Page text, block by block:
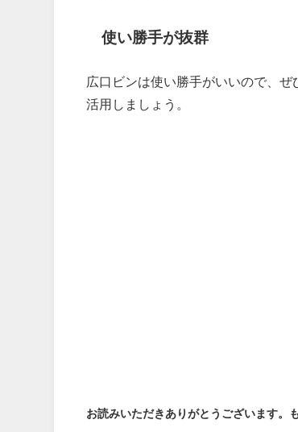
使い勝手が抜群
広口ビンは使い勝手がいいので、
活用しましょう。
お読みいただきありがとうございます。